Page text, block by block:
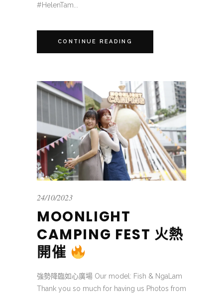
#HelenTam...
CONTINUE READING
24/10/2023
MOONLIGHT
CAMPING FEST 火熱
開催
強勢降臨如心廣場 Our model: Fish & NgaLam
Thank you so much for having us Photos from